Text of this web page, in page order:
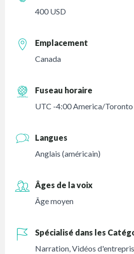
400 USD
Emplacement
Canada
Fuseau horaire
UTC -4:00 America/Toronto
Langues
Anglais (américain)
Âges de la voix
Âge moyen
Spécialisé dans les
Narration,Vidéos